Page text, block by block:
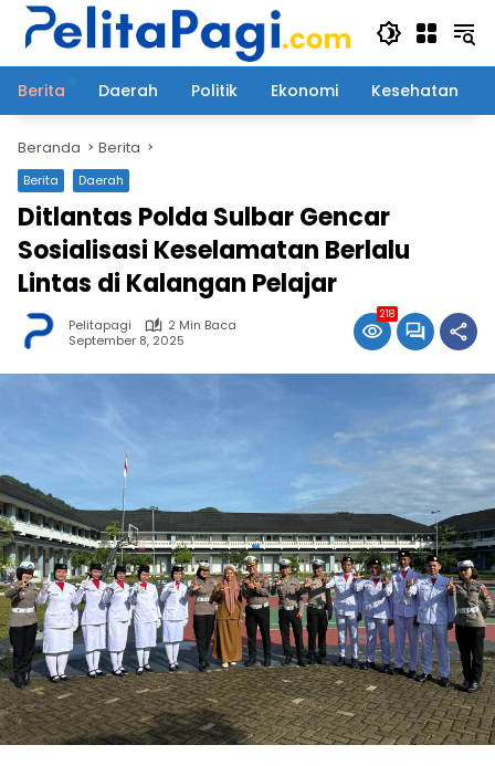
Langsung
Berita
Daerah Politik Ekonomi Kesehatan
Beranda Berita
Berita Daerah
Ditlantas Polda Sulbar Gencar
Sosialisasi Keselamatan Berlalu
Lintas di Kalangan Pelajar
Pelitapagi
2 Min Baca
September 8, 2025
218